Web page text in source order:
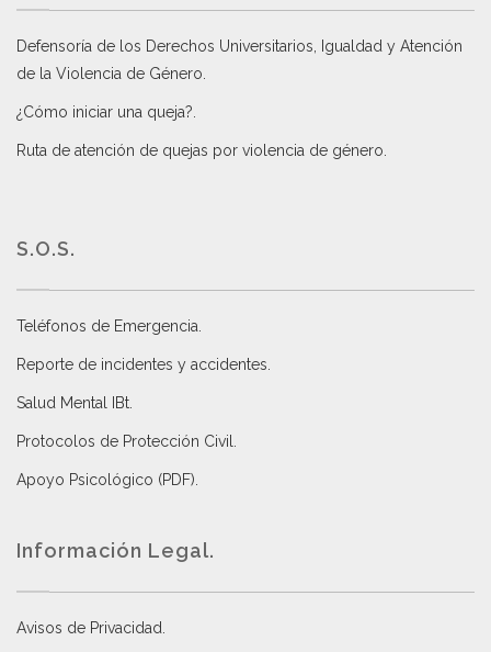
Defensoría de los Derechos Universitarios, Igualdad y Atención
de la Violencia de Género
¿Cómo iniciar una queja?
Ruta de atención de quejas por violencia de género
S.O.S.
Teléfonos de Emergencia.
Reporte de incidentes y accidentes
Salud Mental IBt
Protocolos de Protección Civil
Apoyo Psicológico (PDF)
Información Legal.
Avisos de Privacidad